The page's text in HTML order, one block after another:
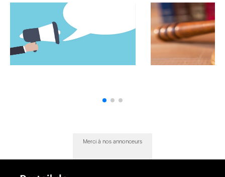
Merci à nos annonceurs